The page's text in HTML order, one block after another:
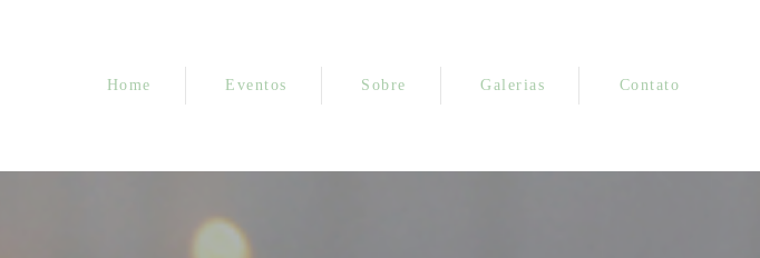
Home Eventos Sobre Galerias Contato